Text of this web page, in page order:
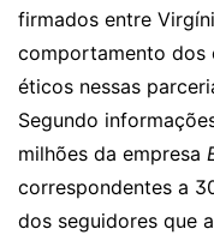
firmados entre
comportamento dos
éticos nessas
Segundo
milhões da empresa
correspondentes a
dos seguidores que